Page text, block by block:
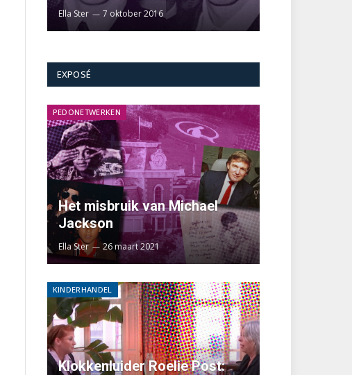
Ella Ster 7 oktober 2016
EXPOSÉ
PEDONETWERKEN
Het misbruik van Michael
Jackson
Ella Ster 26 maart 2021
KINDERHANDEL
Klokkenluider Roelie Post: